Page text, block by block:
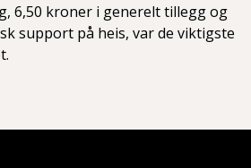
6,50 kroner i generelt tillegg og
support på heis, var de viktigste